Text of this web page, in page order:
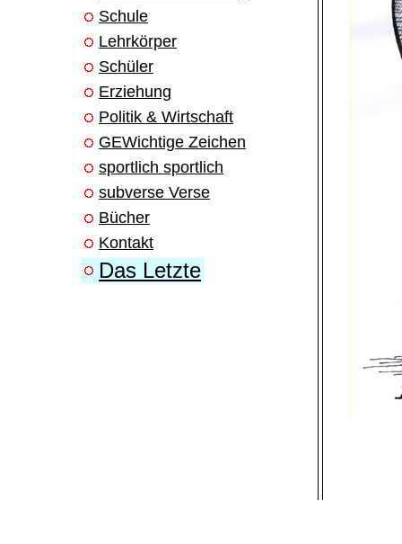
Schule
Lehrkörper
Schüler
Erziehung
Politik & Wirtschaft
GEWichtige Zeichen
sportlich sportlich
subverse Verse
Bücher
Kontakt
Das Letzte